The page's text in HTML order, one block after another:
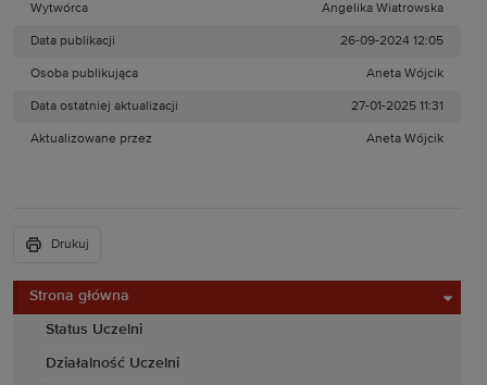
Strona główna
Status Uczelni
Działalność Uczelni
Wytwórca Angelika Wiatrowska
Data publikacji 26-09-2024 12:05
Osoba publikująca Aneta Wójcik
Data ostatniej aktualizacji 27-01-2025 11:31
Aktualizowane przez Aneta Wójcik
Drukuj